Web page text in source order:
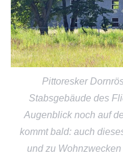
Pittoresker
Stabsgebäude des
Augenblick noch auf
kommt bald: auch
und zu